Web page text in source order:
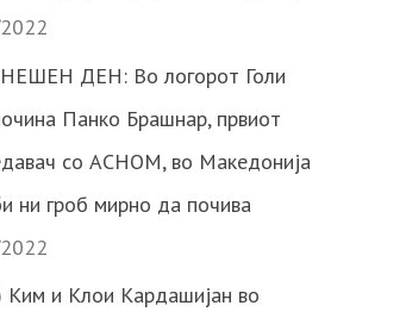
ДЕН: Во логорот Голи
Панко Брашнар, првиот
со АСНОМ, во Македонија
ни гроб мирно да почива
и Клои Кардашијан во